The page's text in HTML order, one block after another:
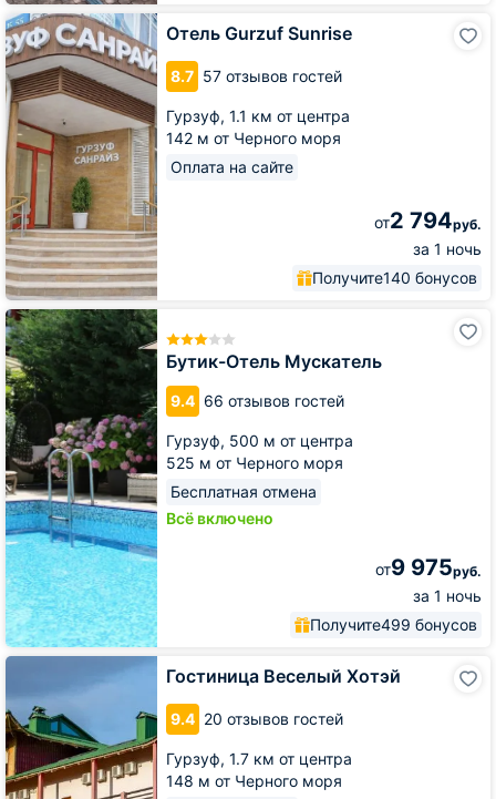
Отель Gurzuf Sunrise
8.7 57 отзывов гостей
Гурзуф, 1.1 км от центра
142 м от Черного моря
Оплата на сайте
от2 794руб.
за 1 ночь
Получите140 бонусов
Отель
Gurzuf
Sunrise
Бутик-Отель Мускатель
9.4 66 отзывов гостей
Гурзуф, 500 м от центра
525 м от Черного моря
Бесплатная отмена
Всё включено
от9 975руб.
за 1 ночь
Получите499 бонусов
Бутик-
Отель
Мускатель
Гостиница Веселый Хотэй
9.4 20 отзывов гостей
Гурзуф, 1.7 км от центра
148 м от Черного моря
Гостиница
Хотэй